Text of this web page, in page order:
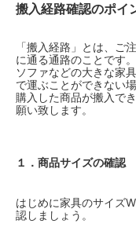
搬入経路確認のポイ
「搬入経路」とは、ご
に通る通路のことです。
ソファなどの大きな家
で運ぶことができない
購入した商品が搬入で
願い致します。
１．商品サイズの確認
はじめに家具のサイズ
認しましょう。